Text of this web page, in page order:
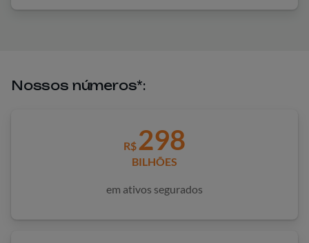
Nossos números*:
R$298
BILHÕES
em ativos segurados